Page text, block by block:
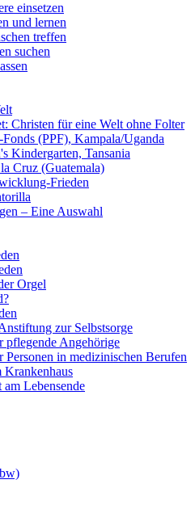
einsetzen
und lernen
treffen
suchen
Christen für eine Welt ohne Folter
(PPF), Kampala/Uganda
Kindergarten, Tansania
Cruz (Guatemala)
Frieden
– Eine Auswahl
Orgel
zur Selbstsorge
pflegende Angehörige
Personen in medizinischen Berufen
Krankenhaus
Lebensende